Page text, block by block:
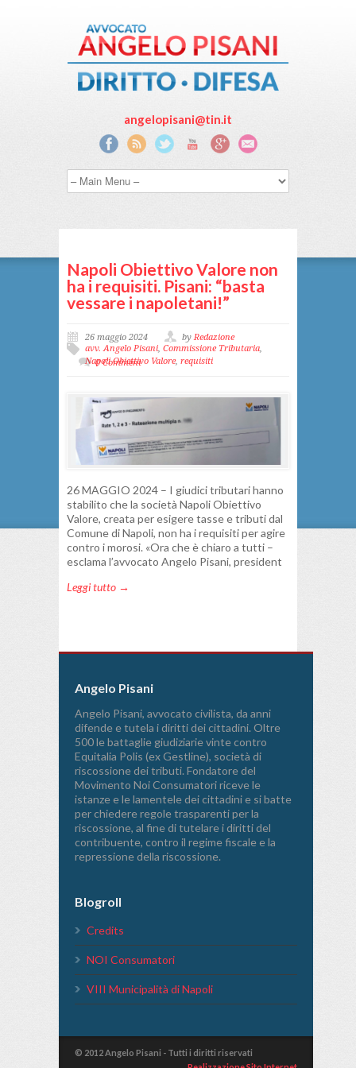
angelopisani@tin.it
Napoli Obiettivo Valore non
ha i requisiti. Pisani: “basta
vessare i napoletani!”
26 maggio 2024 byRedazione
avv. Angelo Pisani, Commissione Tributaria,
Napoli Obiettivo Valore, requisiti
0 Comment
26 MAGGIO 2024 – I giudici tributari hanno
stabilito che la società Napoli Obiettivo
Valore, creata per esigere tasse e tributi dal
Comune di Napoli, non ha i requisiti per agire
contro i morosi. «Ora che è chiaro a tutti –
esclama l’avvocato Angelo Pisani, president
Leggi tutto →
Angelo Pisani
Angelo Pisani, avvocato civilista, da anni
difende e tutela i diritti dei cittadini. Oltre
500 le battaglie giudiziarie vinte contro
Equitalia Polis (ex Gestline), società di
riscossione dei tributi. Fondatore del
Movimento Noi Consumatori riceve le
istanze e le lamentele dei cittadini e si batte
per chiedere regole trasparenti per la
riscossione, al fine di tutelare i diritti del
contribuente, contro il regime fiscale e la
repressione della riscossione.
Blogroll
Credits
NOI Consumatori
VIII Municipalità di Napoli
© 2012 Angelo Pisani - Tutti i diritti riservati